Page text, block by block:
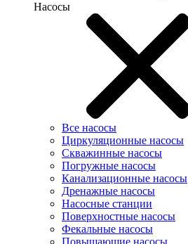
Насосы
Все насосы
Циркуляционные насосы
Скважинные насосы
Погружные насосы
Канализационные насосы
Дренажные насосы
Насосные станции
Поверхностные насосы
Фекальные насосы
Повышающие насосы